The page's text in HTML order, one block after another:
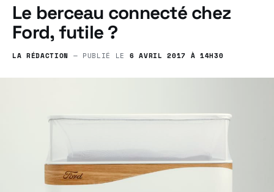
Le berceau connecté chez
Ford, futile ?
LA RÉDACTION — PUBLIÉ LE 6 AVRIL 2017 À 14H30